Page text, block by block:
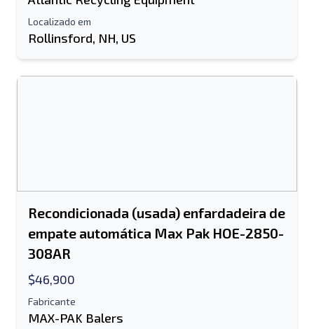
Localizado em
Rollinsford, NH, US
Recondicionada (usada) enfardadeira de
empate automática Max Pak HOE-2850-
308AR
$46,900
Fabricante
MAX-PAK Balers